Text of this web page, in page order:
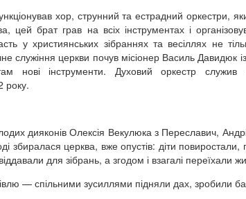
хор, струнний та естрадний оркестри,
цей брат грав на всіх інструментах і
у християнських зібраннях та весіллях не
служіння церкви почув місіонер Василь Давидюк
нові інструменти. Духовий оркестр
року.
дияконів Олексія Векулюка з Переславич,
збиралася церква, вже опустів: діти
для зібрань, а згодом і взагалі переїхали
— спільними зусиллями підняли дах, зробили